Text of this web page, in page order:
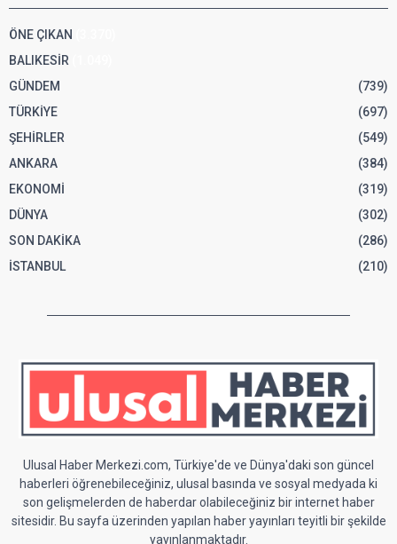
ÖNE ÇIKAN
BALIKESİR
GÜNDEM
(739)
TÜRKİYE
(697)
ŞEHİRLER
(549)
ANKARA
(384)
EKONOMİ
(319)
DÜNYA
(302)
SON DAKİKA
(286)
İSTANBUL
(210)
Ulusal Haber Merkezi.com, Türkiye'de ve Dünya'daki son güncel
haberleri öğrenebileceğiniz, ulusal basında ve sosyal medyada ki
son gelişmelerden de haberdar olabileceğiniz bir internet haber
sitesidir. Bu sayfa üzerinden yapılan haber yayınları teyitli bir şekilde
yayınlanmaktadır.